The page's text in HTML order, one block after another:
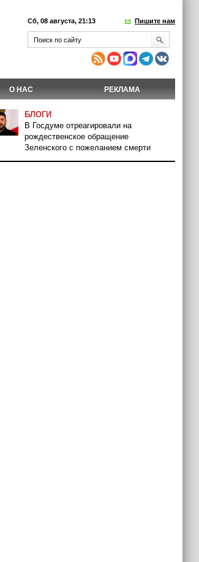
Сб, 08 августа, 21:13 Пишите нам
О НАС РЕКЛАМА
БЛОГИ
В Госдуме отреагировали на
рождественское обращение
Зеленского с пожеланием смерти